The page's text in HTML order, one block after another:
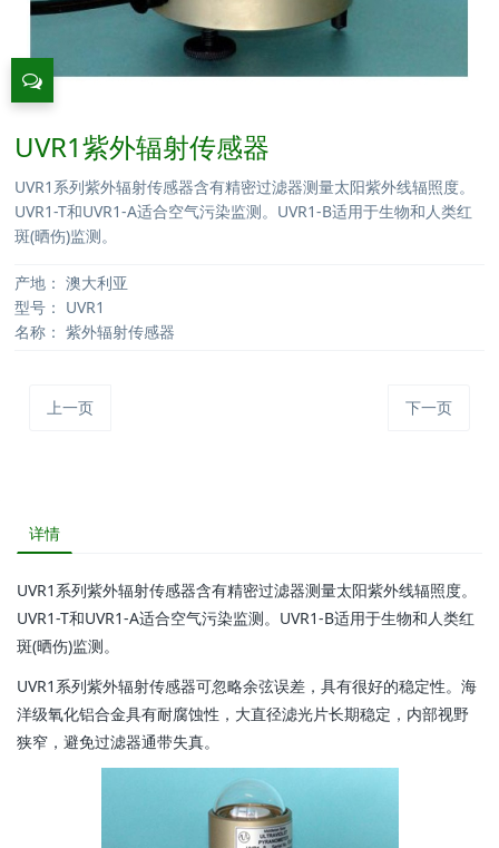
UVR1紫外辐射传感器
UVR1系列紫外辐射传感器含有精密过滤器测量太阳紫外线辐照度。
UVR1-T和UVR1-A适合空气污染监测。UVR1-B适用于生物和人类红
斑(晒伤)监测。
产地： 澳大利亚
型号： UVR1
名称： 紫外辐射传感器
上一页 下一页
详情
UVR1系列紫外辐射传感器含有精密过滤器测量太阳紫外线辐照度。
UVR1-T和UVR1-A适合空气污染监测。UVR1-B适用于生物和人类红
斑(晒伤)监测。
UVR1系列紫外辐射传感器可忽略余弦误差，具有很好的稳定性。海
洋级氧化铝合金具有耐腐蚀性，大直径滤光片长期稳定，内部视野
狭窄，避免过滤器通带失真。